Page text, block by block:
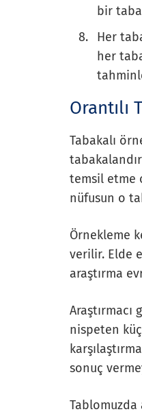
bir
Her
her
Orantılı
Tabakalı
temsil etme
nüfusun o
Örnekleme
verilir. Elde
araştırma
nispeten
sonuç